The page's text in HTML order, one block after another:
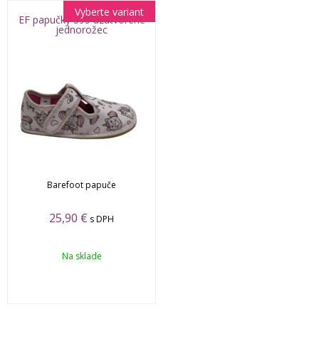
EF papučky 395 uzatvorené
jednorožec
Barefoot papuče
25,90 € s DPH
Vyberte variant
Na sklade